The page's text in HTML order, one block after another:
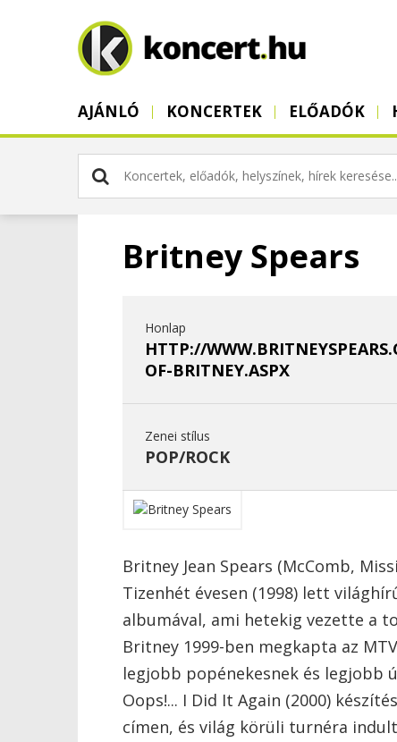
AJÁNLÓ KONCERTEK ELŐADÓK
Britney Spears
Honlap
HTTP://
OF-BRITNEY.ASPX
Zenei stílus
POP/ROCK
Britney Jean Spears (McComb,
Tizenhét évesen (1998) lett
albumával, ami hetekig vezette a
Britney 1999-ben megkapta az
legjobb popénekesnek és legjobb
Oops!... I Did It Again (2000)
címen, és világ körüli turnéra